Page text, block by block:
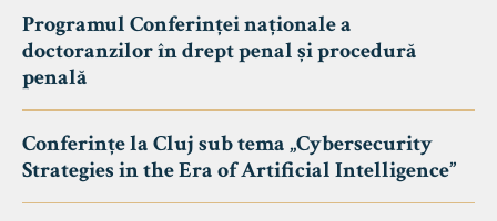
Programul Conferinței naționale a
doctoranzilor în drept penal și procedură
penală
Conferințe la Cluj sub tema „Cybersecurity
Strategies in the Era of Artificial Intelligence”